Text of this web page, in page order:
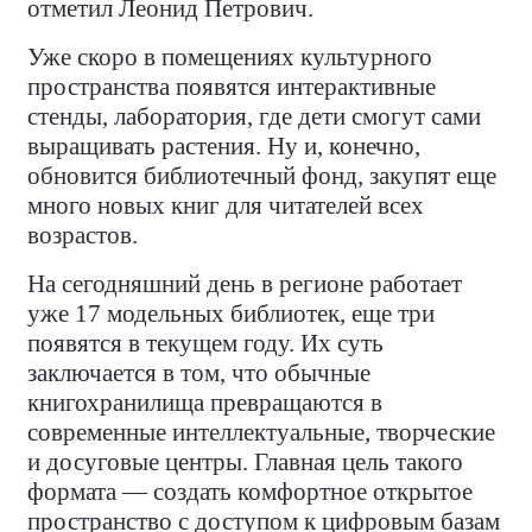
отметил Леонид Петрович.
Уже скоро в помещениях культурного
пространства появятся интерактивные
стенды, лаборатория, где дети смогут сами
выращивать растения. Ну и, конечно,
обновится библиотечный фонд, закупят еще
много новых книг для читателей всех
возрастов.
На сегодняшний день в регионе работает
уже 17 модельных библиотек, еще три
появятся в текущем году. Их суть
заключается в том, что обычные
книгохранилища превращаются в
современные интеллектуальные, творческие
и досуговые центры. Главная цель такого
формата — создать комфортное открытое
пространство с доступом к цифровым базам